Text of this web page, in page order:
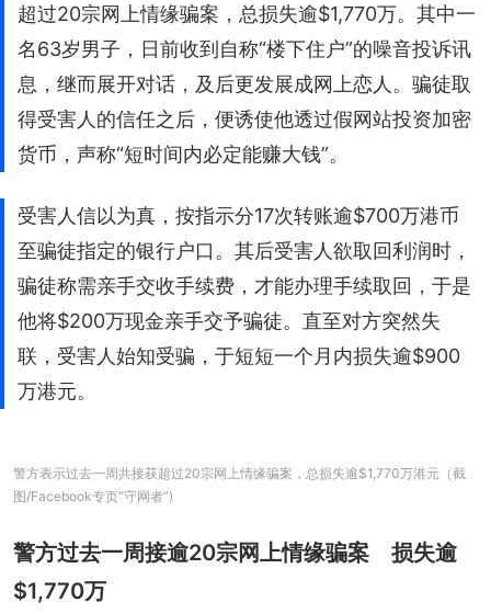
超过20宗网上情缘骗案，总损失逾$1,770万。其中一
名63岁男子，日前收到自称“楼下住户”的噪音投诉讯
息，继而展开对话，及后更发展成网上恋人。骗徒取
得受害人的信任之后，便诱使他透过假网站投资加密
货币，声称“短时间内必定能赚大钱”。
受害人信以为真，按指示分17次转账逾$700万港币
至骗徒指定的银行户口。其后受害人欲取回利润时，
骗徒称需亲手交收手续费，才能办理手续取回，于是
他将$200万现金亲手交予骗徒。直至对方突然失
联，受害人始知受骗，于短短一个月内损失逾$900
万港元。
警方表示过去一周共接获超过20宗网上情缘骗案，总损失逾$1,770万港元（截
图/Facebook专页“守网者”)
警方过去一周接逾20宗网上情缘骗案 损失逾
$1,770万